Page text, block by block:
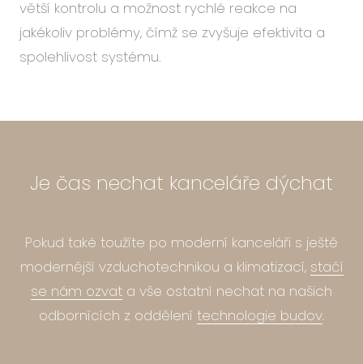
větší kontrolu a možnost rychlé reakce na
jakékoliv problémy, čímž se zvyšuje efektivita a
spolehlivost systému.
Je čas nechat kanceláře dýchat
Pokud také toužíte po moderní kanceláři s ještě
modernější vzduchotechnikou a klimatizací, stačí
se nám ozvat a vše ostatní nechat na našich
odbornících z oddělení technologie budov.